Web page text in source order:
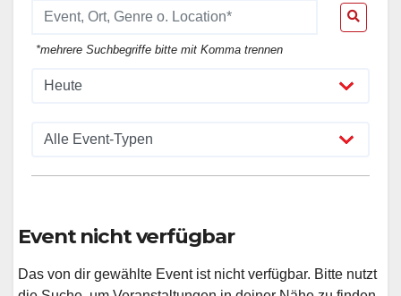
*mehrere Suchbegriffe bitte mit Komma trennen
Event nicht verfügbar
Das von dir gewählte Event ist nicht verfügbar. Bitte nutzt